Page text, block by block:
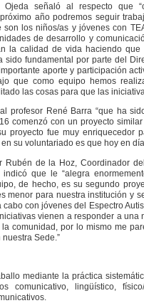
Ojeda señaló al respecto que
año podremos seguir
son los niños/as y jóvenes con
de desarrollo y
la calidad de vida haciendo
sido fundamental por parte del
aporte y participación
que como equipo hemos
las cosas para que las
profesor René Barra “que ha
comenzó con un proyecto
proyecto fue muy enriquecedor
su voluntariado es que hoy en
Rubén de la Hoz, Coordinador
indicó que le “alegra
de hecho, es su segundo
menor para nuestra institución y
con jóvenes del Espectro
vienen a responder a una
la comunidad, por lo mismo me
Sede.”
mediante la práctica
comunicativo, lingüístico,